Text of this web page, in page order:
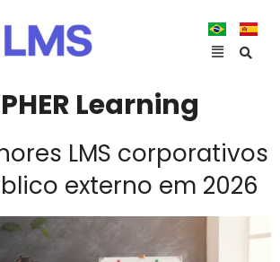
Learning
LMS corporativos
externo em 2026